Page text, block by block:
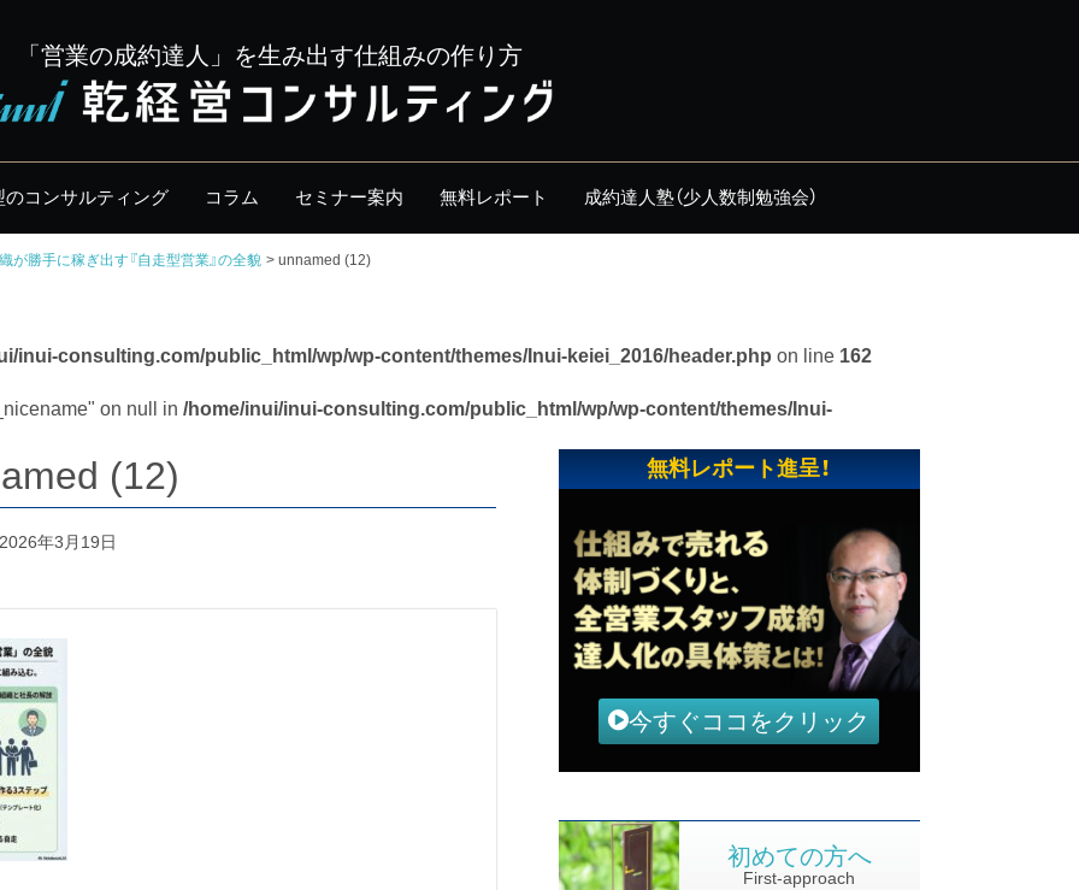
「営業の成約達人」を生み出す仕組みの作り方
のコンサルティング コラム セミナー案内 無料レポート 成約達人塾（少人数制勉強会）
が勝手に稼ぎ出す『自走型営業』の全貌 unnamed (12)
inui-consulting.com/public_html/wp/wp-content/themes/Inui-keiei_2016/header.php on line 162
on null in /home/inui/inui-consulting.com/public_html/wp/wp-content/themes/Inui-
(12)
年3月19日
無料レポート進呈！
今すぐココをクリック
First-approach
初めての方へ